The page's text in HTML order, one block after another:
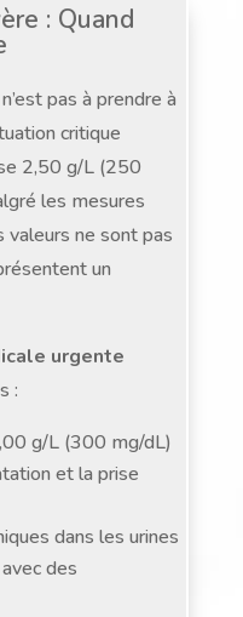
: Quand
n’est pas à prendre à
critique
2,50 g/L (250
les mesures
valeurs ne sont pas
un
urgente
:
g/L (300 mg/dL)
et la prise
dans les urines
des